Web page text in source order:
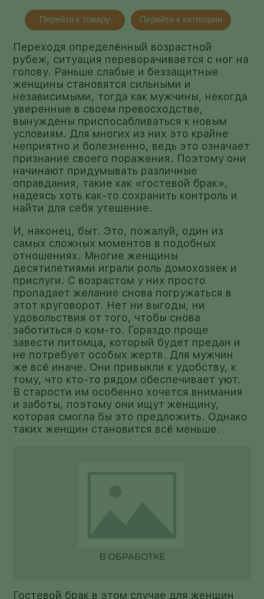
Перейти к товару Перейти к категории
Переходя определённый возрастной
рубеж, ситуация переворачивается с ног на
голову. Раньше слабые и беззащитные
женщины становятся сильными и
независимыми, тогда как мужчины, некогда
уверенные в своем превосходстве,
вынуждены приспосабливаться к новым
условиям. Для многих из них это крайне
неприятно и болезненно, ведь это означает
признание своего поражения. Поэтому они
начинают придумывать различные
оправдания, такие как «гостевой брак»,
надеясь хоть как-то сохранить контроль и
найти для себя утешение.
И, наконец, быт. Это, пожалуй, один из
самых сложных моментов в подобных
отношениях. Многие женщины
десятилетиями играли роль домохозяек и
прислуги. С возрастом у них просто
пропадает желание снова погружаться в
этот круговорот. Нет ни выгоды, ни
удовольствия от того, чтобы снова
заботиться о ком-то. Гораздо проще
завести питомца, который будет предан и
не потребует особых жертв. Для мужчин
же всё иначе. Они привыкли к удобству, к
тому, что кто-то рядом обеспечивает уют.
В старости им особенно хочется внимания
и заботы, поэтому они ищут женщину,
которая смогла бы это предложить. Однако
таких женщин становится всё меньше.
Гостевой брак в этом случае для женщин